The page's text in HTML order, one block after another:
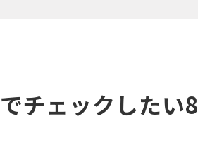
チェックしたい8